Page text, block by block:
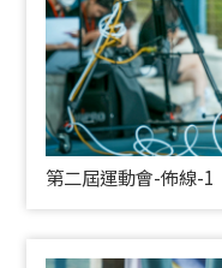
第二屆運動會-佈線-1